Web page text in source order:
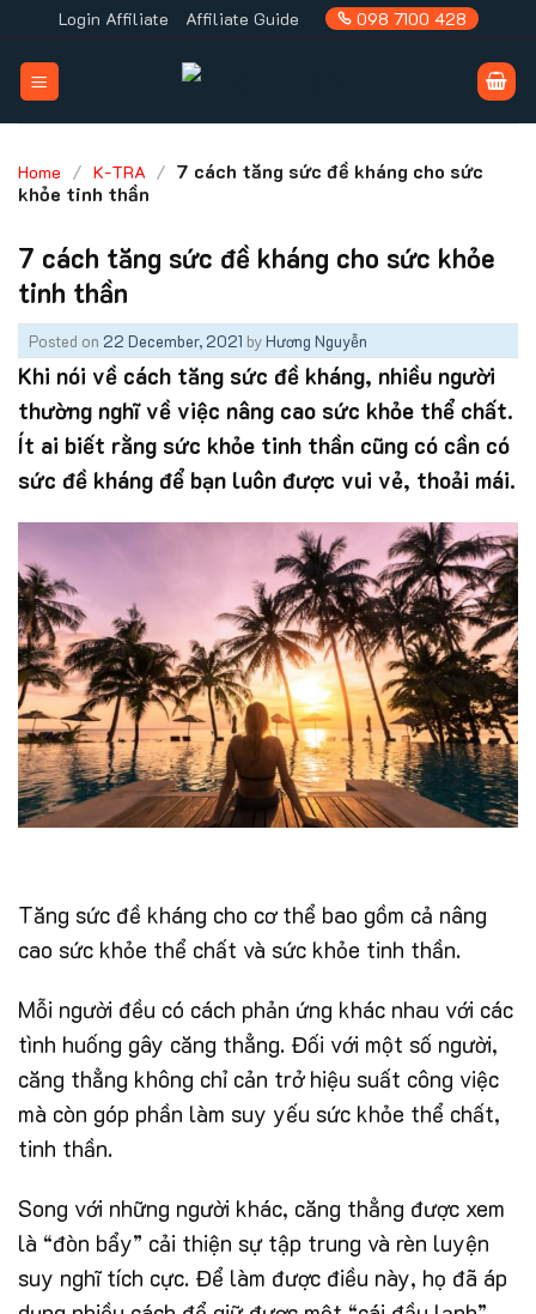
to
content
Login Affiliate Affiliate Guide 098 7100 428
Home / K-TRA / 7 cách tăng sức đề kháng cho sức
khỏe tinh thần
7 cách tăng sức đề kháng cho sức khỏe
tinh thần
Posted on 22 December, 2021 byHương Nguyễn
Khi nói về cách tăng sức đề kháng, nhiều người
thường nghĩ về việc nâng cao sức khỏe thể chất.
Ít ai biết rằng sức khỏe tinh thần cũng có cần có
sức đề kháng để bạn luôn được vui vẻ, thoải mái.
Tăng sức đề kháng cho cơ thể bao gồm cả nâng
cao sức khỏe thể chất và sức khỏe tinh thần.
Mỗi người đều có cách phản ứng khác nhau với các
tình huống gây căng thẳng. Đối với một số người,
căng thẳng không chỉ cản trở hiệu suất công việc
mà còn góp phần làm suy yếu sức khỏe thể chất,
tinh thần.
Song với những người khác, căng thẳng được xem
là “đòn bẩy” cải thiện sự tập trung và rèn luyện
suy nghĩ tích cực. Để làm được điều này, họ đã áp